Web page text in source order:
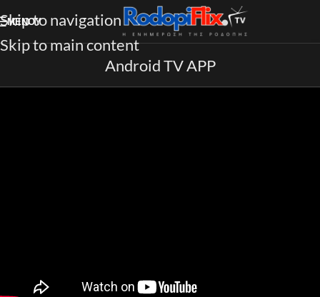
Skip to navigation
Skip to main content
ΜΕΝΟΎ
Android TV APP